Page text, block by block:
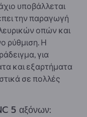
υποβάλλεται
την παραγωγή
οπών και
ρύθμιση. Η
για
και εξαρτήματα
σε πολλές
5 αξόνων: